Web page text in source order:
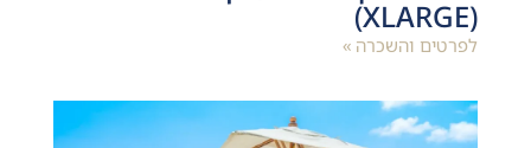
(XLARGE)
לפרטים והשכרה »